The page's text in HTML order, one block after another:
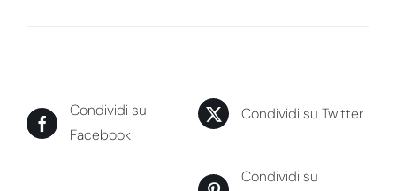
Condividi su
Facebook
Condividi su Twitter
Condividi su